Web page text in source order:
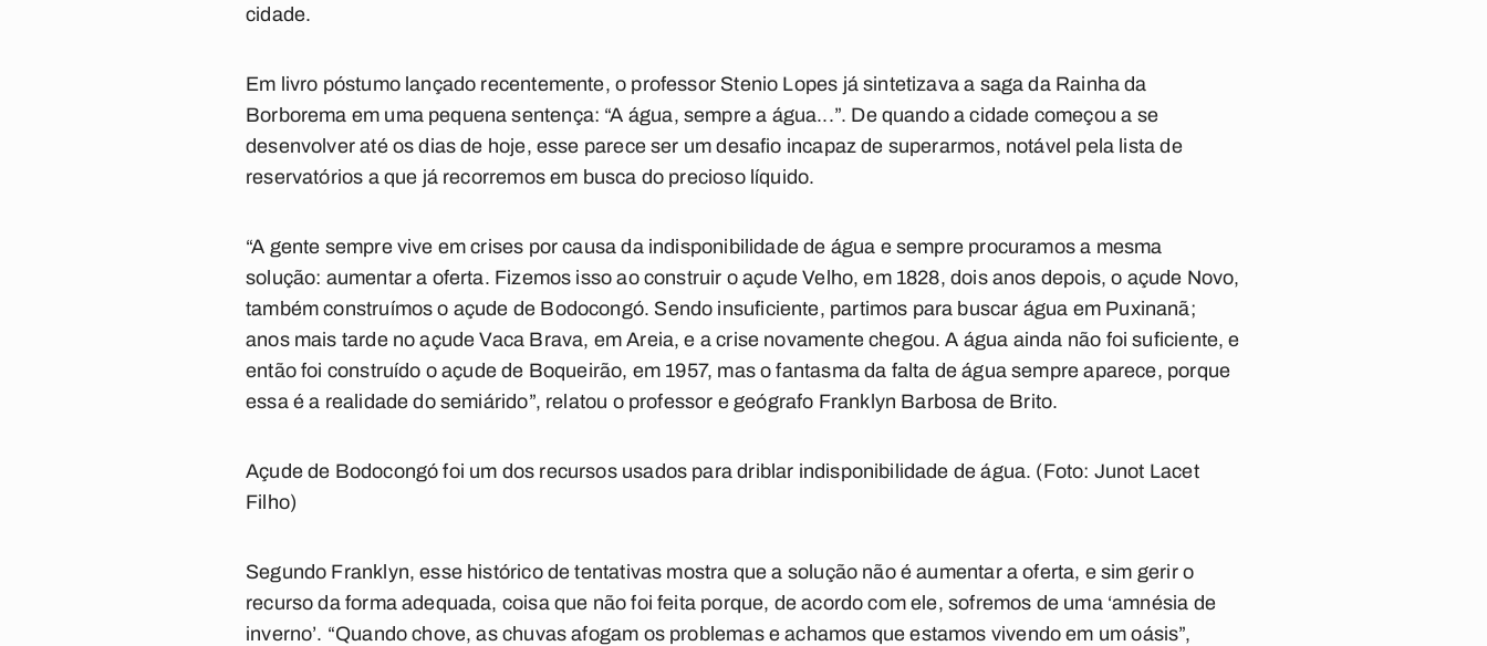
cidade.
Em livro póstumo lançado recentemente, o professor Stenio Lopes já sintetizava a saga da Rainha da
Borborema em uma pequena sentença: “A água, sempre a água...”. De quando a cidade começou a se
desenvolver até os dias de hoje, esse parece ser um desafio incapaz de superarmos, notável pela lista de
reservatórios a que já recorremos em busca do precioso líquido.
“A gente sempre vive em crises por causa da indisponibilidade de água e sempre procuramos a mesma
solução: aumentar a oferta. Fizemos isso ao construir o açude Velho, em 1828, dois anos depois, o açude Novo,
também construímos o açude de Bodocongó. Sendo insuficiente, partimos para buscar água em Puxinanã;
anos mais tarde no açude Vaca Brava, em Areia, e a crise novamente chegou. A água ainda não foi suficiente, e
então foi construído o açude de Boqueirão, em 1957, mas o fantasma da falta de água sempre aparece, porque
essa é a realidade do semiárido”, relatou o professor e geógrafo Franklyn Barbosa de Brito.
Açude de Bodocongó foi um dos recursos usados para driblar indisponibilidade de água. (Foto: Junot Lacet
Filho)
Segundo Franklyn, esse histórico de tentativas mostra que a solução não é aumentar a oferta, e sim gerir o
recurso da forma adequada, coisa que não foi feita porque, de acordo com ele, sofremos de uma ‘amnésia de
inverno’. “Quando chove, as chuvas afogam os problemas e achamos que estamos vivendo em um oásis”,